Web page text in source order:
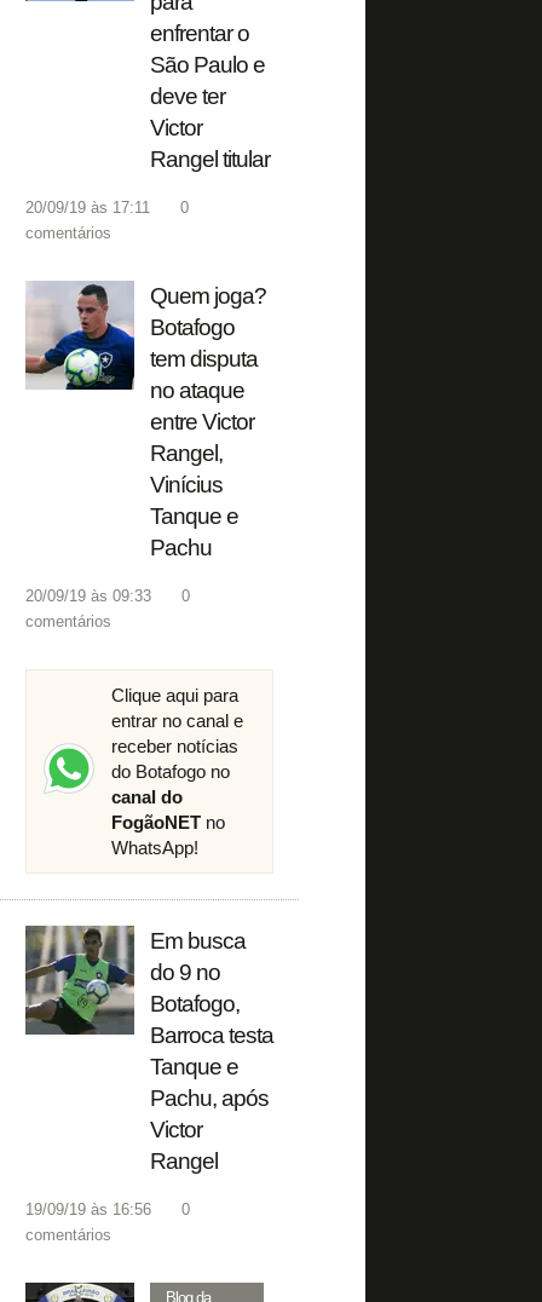
enfrentar o
São Paulo e
deve ter
Victor
Rangel titular
20/09/19 às 17:11
0
comentários
Quem joga?
Botafogo
tem disputa
no ataque
entre Victor
Rangel,
Vinícius
Tanque e
Pachu
20/09/19 às 09:33
0
comentários
Clique aqui para
entrar no canal e
receber notícias
do Botafogo no
canal do
FogãoNET no
WhatsApp!
Em busca
do 9 no
Botafogo,
Barroca testa
Tanque e
Pachu, após
Victor
Rangel
19/09/19 às 16:56
0
comentários
Blog da